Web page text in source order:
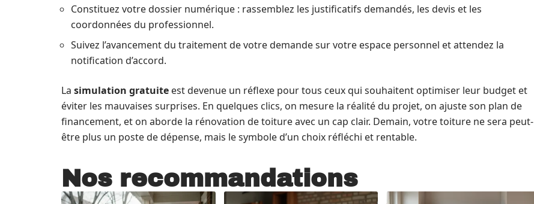
Constituez votre dossier numérique : rassemblez les justificatifs demandés, les devis et les
coordonnées du professionnel.
Suivez l’avancement du traitement de votre demande sur votre espace personnel et attendez la
notification d’accord.
La simulation gratuite est devenue un réflexe pour tous ceux qui souhaitent optimiser leur budget et
éviter les mauvaises surprises. En quelques clics, on mesure la réalité du projet, on ajuste son plan de
financement, et on aborde la rénovation de toiture avec un cap clair. Demain, votre toiture ne sera peut-
être plus un poste de dépense, mais le symbole d’un choix réfléchi et rentable.
Nos recommandations